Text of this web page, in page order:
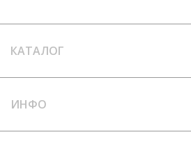
КАТАЛОГ
ИНФО